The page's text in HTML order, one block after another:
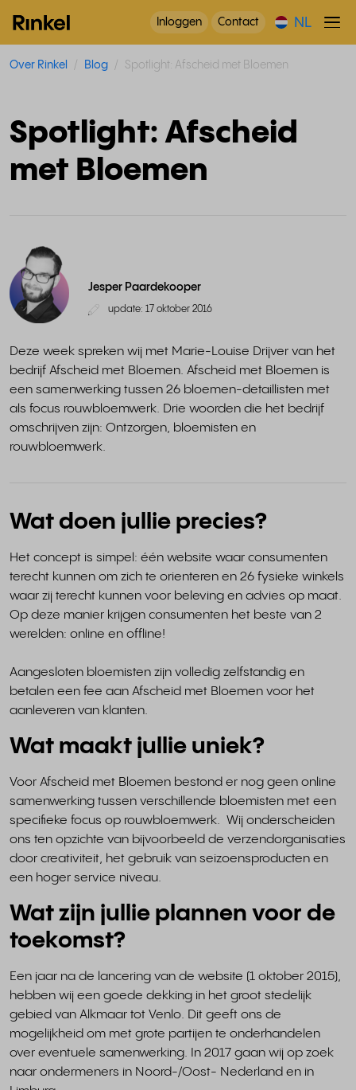
Inloggen Contact NL
Over Rinkel Blog Spotlight: Afscheid met Bloemen
Spotlight: Afscheid
met Bloemen
Jesper Paardekooper
update: 17 oktober 2016
Deze week spreken wij met Marie-Louise Drijver van het
bedrijf Afscheid met Bloemen. Afscheid met Bloemen is
een samenwerking tussen 26 bloemen-detaillisten met
als focus rouwbloemwerk. Drie woorden die het bedrijf
omschrijven zijn: Ontzorgen, bloemisten en
rouwbloemwerk.
Wat doen jullie precies?
Het concept is simpel: één website waar consumenten
terecht kunnen om zich te orienteren en 26 fysieke winkels
waar zij terecht kunnen voor beleving en advies op maat.
Op deze manier krijgen consumenten het beste van 2
werelden: online en offline!
Aangesloten bloemisten zijn volledig zelfstandig en
betalen een fee aan Afscheid met Bloemen voor het
aanleveren van klanten.
Wat maakt jullie uniek?
Voor Afscheid met Bloemen bestond er nog geen online
samenwerking tussen verschillende bloemisten met een
specifieke focus op rouwbloemwerk. Wij onderscheiden
ons ten opzichte van bijvoorbeeld de verzendorganisaties
door creativiteit, het gebruik van seizoensproducten en
een hoger service niveau.
Wat zijn jullie plannen voor de
toekomst?
Een jaar na de lancering van de website (1 oktober 2015),
hebben wij een goede dekking in het groot stedelijk
gebied van Alkmaar tot Venlo. Dit geeft ons de
mogelijkheid om met grote partijen te onderhandelen
over eventuele samenwerking. In 2017 gaan wij op zoek
naar ondermeners in Noord-/Oost- Nederland en in